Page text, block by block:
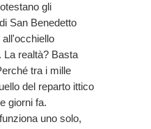
gli
San Benedetto
La realtà? Basta
tra i mille
del reparto ittico
giorni fa.
uno solo,